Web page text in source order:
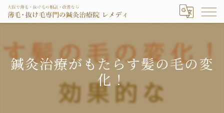
鍼灸治療がもたらす髪の毛の変
化！